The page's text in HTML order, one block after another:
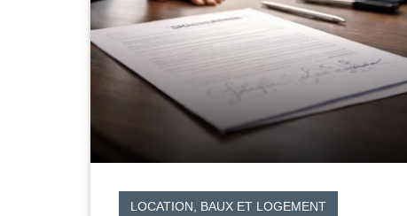
LOCATION, BAUX ET LOGEMENT